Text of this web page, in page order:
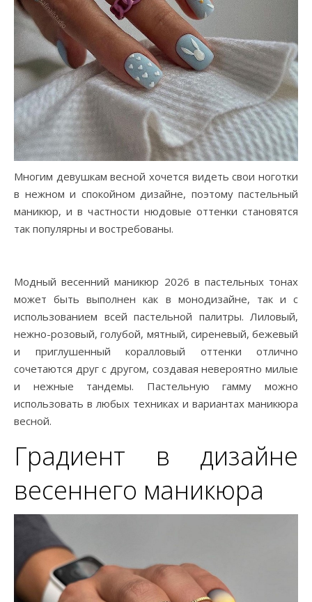
Многим девушкам весной хочется видеть свои ноготки
в нежном и спокойном дизайне, поэтому пастельный
маникюр, и в частности нюдовые оттенки становятся
так популярны и востребованы.
Модный весенний маникюр 2026 в пастельных тонах
может быть выполнен как в монодизайне, так и с
использованием всей пастельной палитры. Лиловый,
нежно-розовый, голубой, мятный, сиреневый, бежевый
и приглушенный коралловый оттенки отлично
сочетаются друг с другом, создавая невероятно милые
и нежные тандемы. Пастельную гамму можно
использовать в любых техниках и вариантах маникюра
весной.
Градиент в дизайне
весеннего маникюра